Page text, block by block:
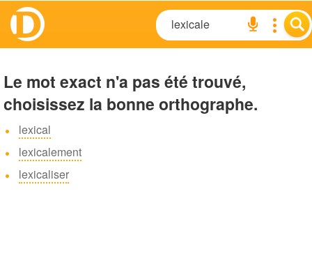
Le mot exact n'a pas été trouvé,
choisissez la bonne orthographe.
lexical
lexicalement
lexicaliser